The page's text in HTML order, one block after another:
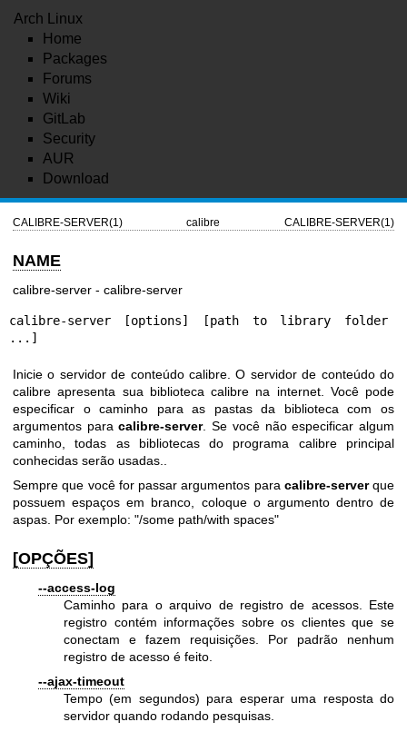
Arch Linux
Home
Packages
Forums
Wiki
GitLab
Security
AUR
Download
CALIBRE-SERVER(1) calibre CALIBRE-SERVER(1)
NAME
calibre-server - calibre-server
calibre-server [options] [path to library folder
...]
Inicie o servidor de conteúdo calibre. O servidor de conteúdo do
calibre apresenta sua biblioteca calibre na internet. Você pode
especificar o caminho para as pastas da biblioteca com os
argumentos paracalibre-server. Se você não especificar algum
caminho, todas as bibliotecas do programa calibre principal
conhecidas serão usadas..
Sempre que você for passar argumentos para calibre-serverque
possuem espaços em branco, coloque o argumento dentro de
aspas. Por exemplo: "/some path/with spaces"
[OPÇÕES]
--access-log
Caminho para o arquivo de registro de acessos. Este
registro contém informações sobre os clientes que se
conectam e fazem requisições. Por padrão nenhum
registro de acesso é feito.
--ajax-timeout
Tempo (em segundos) para esperar uma resposta do
servidor quando rodando pesquisas.